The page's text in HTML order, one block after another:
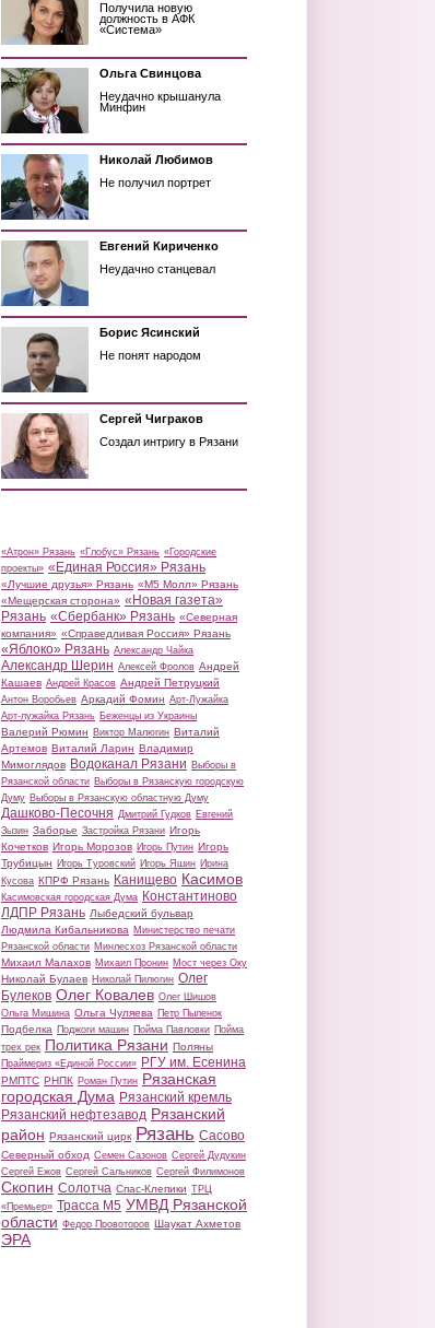
Получила новую
должность в АФК
«Система»
Ольга Свинцова
Неудачно крышанула
Минфин
Николай Любимов
Не получил портрет
Евгений Кириченко
Неудачно станцевал
Борис Ясинский
Не понят народом
Сергей Чиграков
Создал интригу в Рязани
«Атрон» Рязань «Глобус» Рязань «Городские
проекты» «Единая Россия» Рязань
«Лучшие друзья» Рязань «М5 Молл» Рязань
«Мещерская сторона» «Новая газета»
Рязань «Сбербанк» Рязань «Северная
компания» «Справедливая Россия» Рязань
«Яблоко» Рязань Александр Чайка
Александр Шерин Алексей Фролов Андрей
Кашаев Андрей Красов Андрей Петруцкий
Антон Воробьев Аркадий Фомин Арт-Лужайка
Арт-лужайка Рязань Беженцы из Украины
Валерий Рюмин Виктор Малюгин Виталий
Артемов Виталий Ларин Владимир
Мимоглядов Водоканал Рязани Выборы в
Рязанской области Выборы в Рязанскую городскую
Думу Выборы в Рязанскую областную Думу
Дашково-Песочня Дмитрий Гудков Евгений
Зызин Заборье Застройка Рязани Игорь
Кочетков Игорь Морозов Игорь Путин Игорь
Трубицын Игорь Туровский Игорь Яшин Ирина
Кусова КПРФ Рязань Канищево Касимов
Касимовская городская Дума Константиново
ЛДПР Рязань Лыбедский бульвар
Людмила Кибальникова Министерство печати
Рязанской области Минлесхоз Рязанской области
Михаил Малахов Михаил Пронин Мост через Оку
Николай Булаев Николай Пилюгин Олег
Булеков Олег Ковалев Олег Шишов
Ольга Мишина Ольга Чуляева Петр Пыленок
Подбелка Поджоги машин Пойма Павловки Пойма
трех рек Политика Рязани Поляны
Праймериз «Единой России» РГУ им. Есенина
РМПТС РНПК Роман Путин Рязанская
городская Дума Рязанский кремль
Рязанский нефтезавод Рязанский
район Рязанский цирк Рязань Сасово
Северный обход Семен Сазонов Сергей Дудукин
Сергей Ежов Сергей Сальников Сергей Филимонов
Скопин Солотча Спас-Клепики ТРЦ
«Премьер» Трасса М5 УМВД Рязанской
области Федор Провоторов Шаукат Ахметов
ЭРА